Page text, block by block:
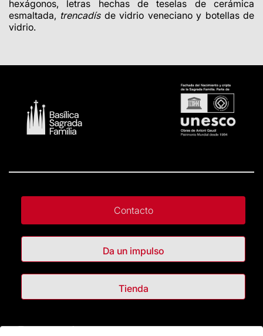
hexágonos, letras hechas de teselas de cerámica
esmaltada, trencadísde vidrio veneciano y botellas de
vidrio.
Contacto
Da un impulso
Tienda
Destacados